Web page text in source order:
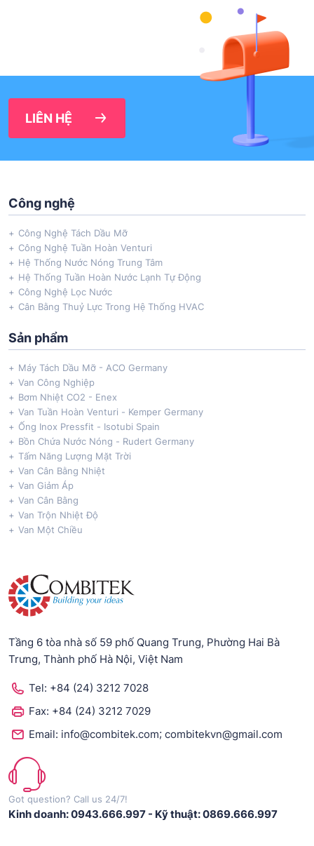
LIÊN HỆ
Công nghệ
Công Nghệ Tách Dầu Mỡ
Công Nghệ Tuần Hoàn Venturi
Hệ Thống Nước Nóng Trung Tâm
Hệ Thống Tuần Hoàn Nước Lạnh Tự Động
Công Nghệ Lọc Nước
Cân Bằng Thuỷ Lực Trong Hệ Thống HVAC
Sản phẩm
Máy Tách Dầu Mỡ - ACO Germany
Van Công Nghiệp
Bơm Nhiệt CO2 - Enex
Van Tuần Hoàn Venturi - Kemper Germany
Ống Inox Pressfit - Isotubi Spain
Bồn Chứa Nước Nóng - Rudert Germany
Tấm Năng Lượng Mặt Trời
Van Cân Bằng Nhiệt
Van Giảm Áp
Van Cân Bằng
Van Trộn Nhiệt Độ
Van Một Chiều
Tầng 6 tòa nhà số 59 phố Quang Trung, Phường Hai Bà
Trưng, Thành phố Hà Nội, Việt Nam
Tel: +84 (24) 3212 7028
Fax: +84 (24) 3212 7029
Email: info@combitek.com; combitekvn@gmail.com
Got question? Call us 24/7!
Kinh doanh: 0943.666.997 - Kỹ thuật: 0869.666.997